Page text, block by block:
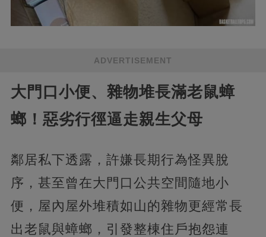
ADVERTISEMENT
大門口小便、雜物堆長滿老鼠蟑
螂！惡劣行徑逼走親生父母
鄰居私下透露，許嫌長期行為怪異脫
序，甚至曾在大門口公共空間隨地小
便，屋內屋外堆積如山的雜物更經常長
出老鼠與蟑螂，引發整棟住戶抱怨連